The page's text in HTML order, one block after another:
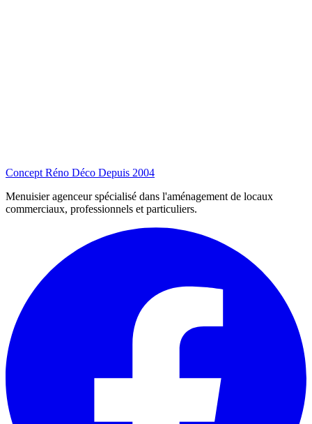
Concept Réno Déco Depuis 2004
Menuisier agenceur spécialisé dans l'aménagement de locaux
commerciaux, professionnels et particuliers.